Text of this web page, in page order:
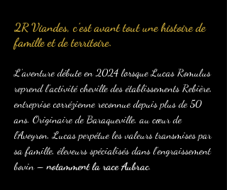
2R Viandes, c’est avant tout une histoire de
famille et de territoire.
L’aventure débute en 2024 lorsque Lucas Romulus
reprend l’activité cheville des établissements Rebière,
entreprise corrézienne reconnue depuis plus de 50
ans. Originaire de Baraqueville, au cœur de
l’Aveyron, Lucas perpétue les valeurs transmises par
sa famille, éleveurs spécialisés dans l’engraissement
bovin –notamment la race Aubrac.